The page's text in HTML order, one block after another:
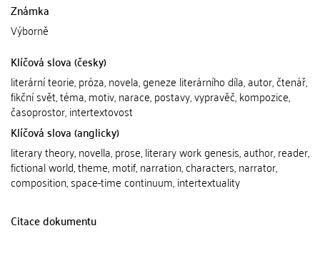
Známka
Výborně
Klíčová slova (česky)
literární teorie, próza, novela, geneze literárního díla, autor, čtenář,
fikční svět, téma, motiv, narace, postavy, vypravěč, kompozice,
časoprostor, intertextovost
Klíčová slova (anglicky)
literary theory, novella, prose, literary work genesis, author, reader,
fictional world, theme, motif, narration, characters, narrator,
composition, space-time continuum, intertextuality
Citace dokumentu